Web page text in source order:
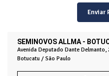
SEMINOVOS ALLMA -
Avenida Deputado Dante Delmanto,
Botucatu / São Paulo
Enviar